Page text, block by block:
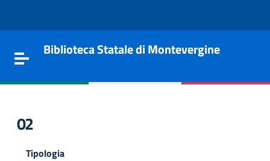
Toggle navigation
Biblioteca Statale di Montevergine
02
Tipologia